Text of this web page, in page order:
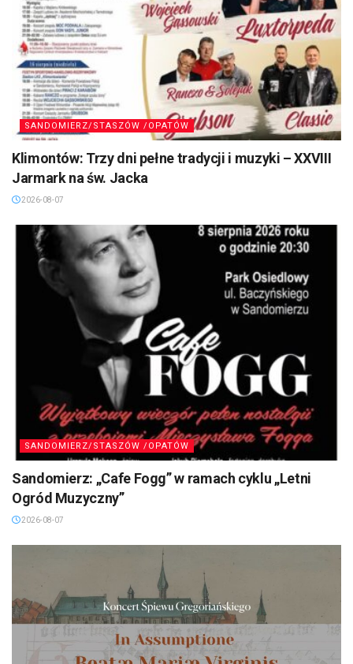
SANDOMIERZ/STASZÓW /OPATÓW
Klimontów: Trzy dni pełne tradycji i muzyki – XXVIII
Jarmark na św. Jacka
2026-08-07
SANDOMIERZ/STASZÓW /OPATÓW
Sandomierz: „Cafe Fogg” w ramach cyklu „Letni
Ogród Muzyczny”
2026-08-07